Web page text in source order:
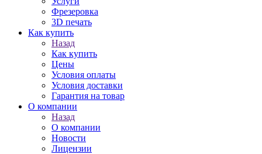
Фрезеровка
3D печать
Как купить
Назад
Как купить
Цены
Условия оплаты
Условия доставки
Гарантия на товар
О компании
Назад
О компании
Новости
Лицензии